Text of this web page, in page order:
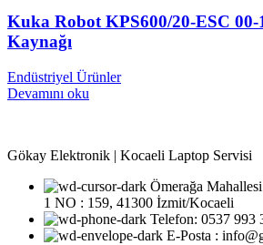
Kuka Robot KPS600/20-ESC
Kaynağı
Endüstriyel Ürünler
Devamını oku
Gökay Elektronik | Kocaeli Laptop Servisi
Ömerağa
1 NO : 159, 41300 İzmit/Kocaeli
Telefon: 0537 993
E-Posta :